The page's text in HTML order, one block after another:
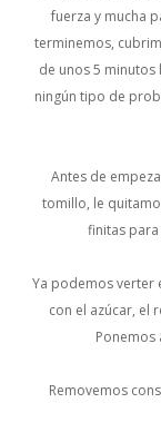
fuerza y mucha
terminemos,
de unos 5
ningún tipo de
Antes de
tomillo, le
finitas
Ya podemos verter
con el azúcar, el
Ponemos
Removemos